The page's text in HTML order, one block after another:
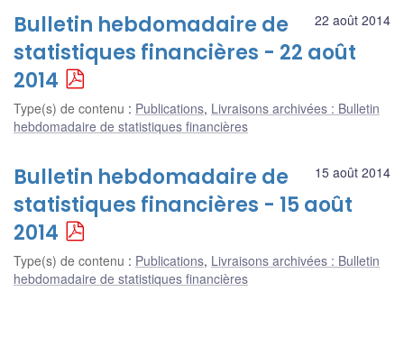
22 août 2014
Bulletin hebdomadaire de
statistiques financières - 22 août
2014
Type(s) de contenu : Publications, Livraisons archivées : Bulletin
hebdomadaire de statistiques financières
15 août 2014
Bulletin hebdomadaire de
statistiques financières - 15 août
2014
Type(s) de contenu : Publications, Livraisons archivées : Bulletin
hebdomadaire de statistiques financières